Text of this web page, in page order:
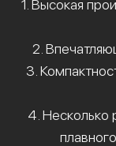
1. Высокая
2.
3.
4.